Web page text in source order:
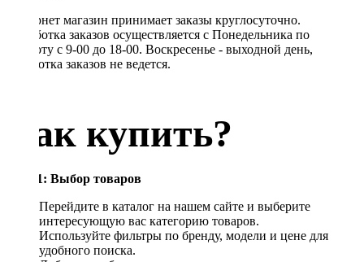
Интернет магазин принимает заказы круглосуточно.
Обработка заказов осуществляется с Понедельника по
Субботу с 9-00 до 18-00. Воскресенье - выходной день,
обработка заказов не ведется.
Как купить?
Шаг 1: Выбор товаров
Перейдите в каталог на нашем сайте и выберите
интересующую вас категорию товаров.
Используйте фильтры по бренду, модели и цене для
удобного поиска.